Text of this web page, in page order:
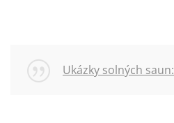
Ukázky solných saun: